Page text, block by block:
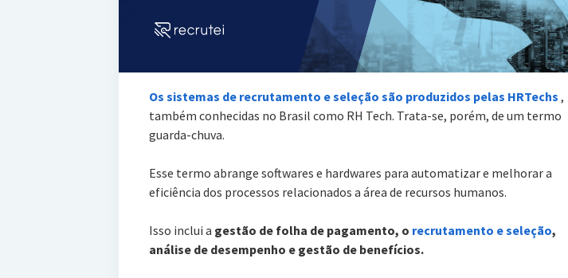
Os sistemas de recrutamento e seleção são produzidos pelas HRTechs ,
também conhecidas no Brasil como RH Tech. Trata-se, porém, de um termo
guarda-chuva.
Esse termo abrange softwares e hardwares para automatizar e melhorar a
eficiência dos processos relacionados a área de recursos humanos.
Isso inclui a gestão de folha de pagamento, o recrutamento e seleção,
análise de desempenho e gestão de benefícios.